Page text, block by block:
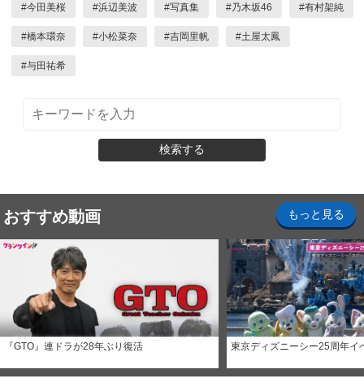
#今田美桜 #浜辺美波 #写真集 #乃木坂46 #有村架純
#橋本環奈 #小松菜奈 #吉岡里帆 #土屋太鳳
#与田祐希
検索する
おすすめ動画 もっと見る
『GTO』連ドラが28年ぶり復活 東京ディズニーシー25周年イ